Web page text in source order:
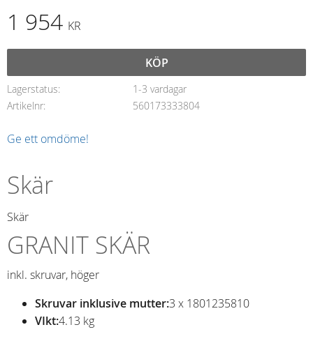
1 954 KR
KÖP
Lagerstatus
1-3 vardagar
Artikelnr
560173333804
Ge ett omdöme!
Skär
Skär
GRANIT SKÄR
inkl. skruvar, höger
Skruvar inklusive mutter:3 x 1801235810
VIkt:4.13 kg